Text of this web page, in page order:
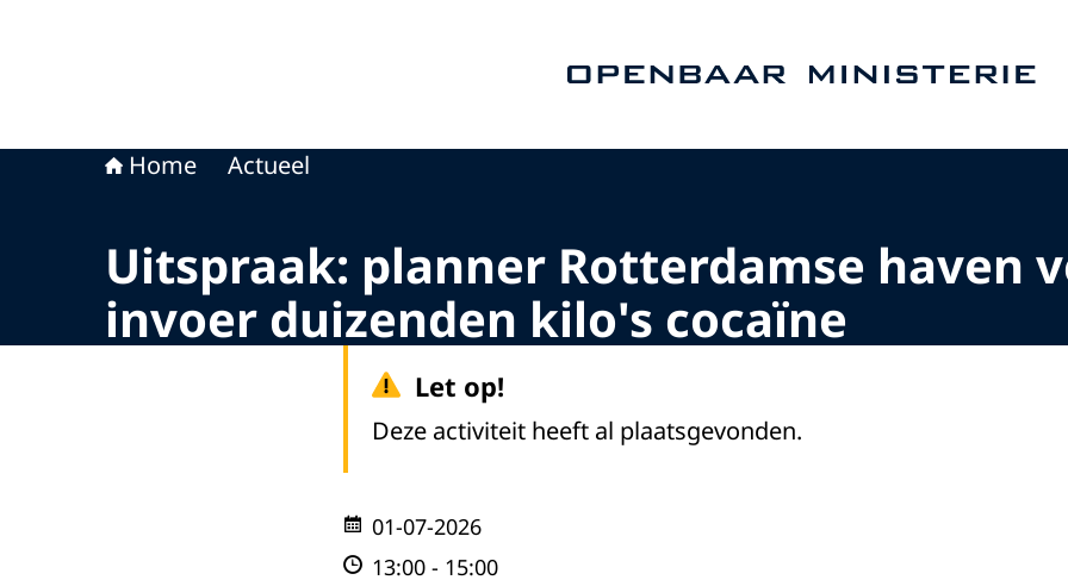
Home Actueel
Uitspraak: planner Rotterdamse haven
invoer duizenden kilo's cocaïne
Let op!
Deze activiteit heeft al plaatsgevonden.
01-07-2026
13:00 - 15:00